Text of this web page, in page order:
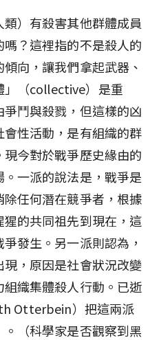
）有殺害其他群體成員
？這裡指的不是殺人的
向，讓我們拿起武器、
」（collective）是重
鬥與殺戮，但這樣的凶
性活動，是有組織的群
今對於戰爭歷史緣由的
一派的說法是，戰爭是
任何潛在競爭者，根據
的共同祖先到現在，這
發生。另一派則認為，
，原因是社會狀況改變
織集體殺人行動。已逝
Otterbein）把這兩派
（科學家是否觀察到黑